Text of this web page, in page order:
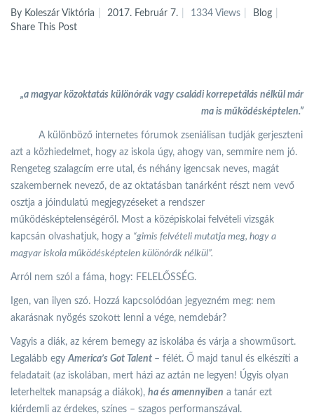
By Koleszár Viktória 2017. Február 7. 1334 Views
Blog
Share This Post
„a magyar közoktatás különórák vagy családi korrepetálás nélkül már
ma is működésképtelen.”
A különböző internetes fórumok zseniálisan tudják gerjeszteni
azt a közhiedelmet, hogy az iskola úgy, ahogy van, semmire nem jó.
Rengeteg szalagcím erre utal, és néhány igencsak neves, magát
szakembernek nevező, de az oktatásban tanárként részt nem vevő
osztja a jóindulatú megjegyzéseket a rendszer
működésképtelenségéről. Most a középiskolai felvételi vizsgák
kapcsán olvashatjuk, hogy a “gimis felvételi mutatja meg, hogy a
magyar iskola működésképtelen különórák nélkül”.
Arról nem szól a fáma, hogy: FELELŐSSÉG.
Igen, van ilyen szó. Hozzá kapcsolódóan jegyezném meg: nem
akarásnak nyögés szokott lenni a vége, nemdebár?
Vagyis a diák, az kérem bemegy az iskolába és várja a showműsort.
Legalább egy America’s Got Talent – félét. Ő majd tanul és elkészíti a
feladatait (az iskolában, mert házi az aztán ne legyen! Úgyis olyan
leterheltek manapság a diákok), ha és amennyiben a tanár ezt
kiérdemli az érdekes, színes – szagos performanszával.